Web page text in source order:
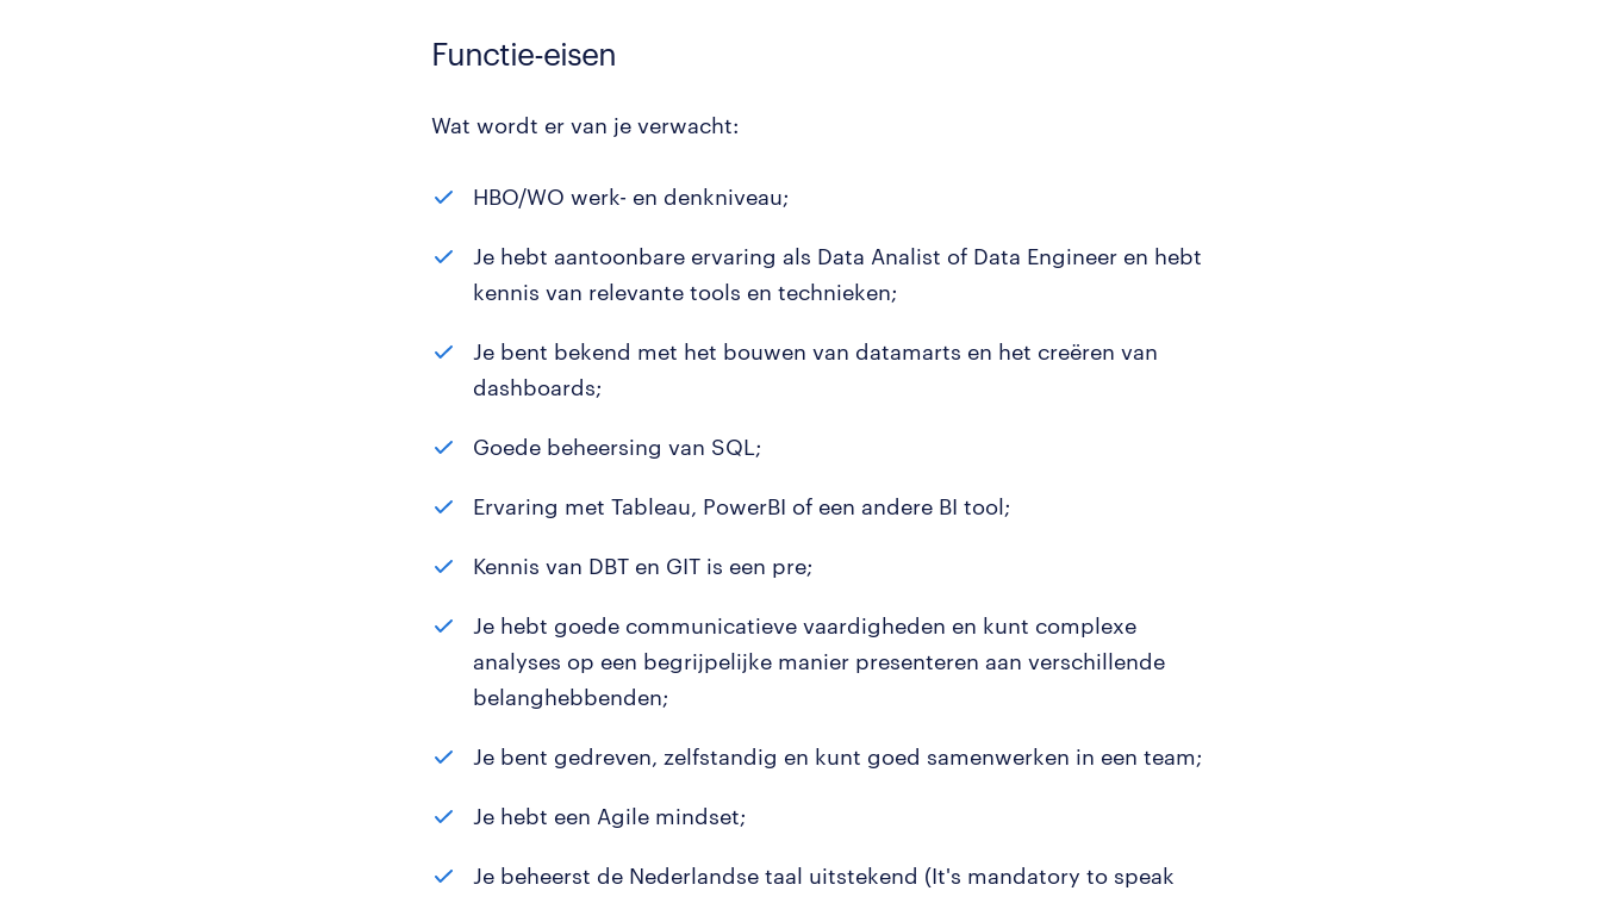
Functie-eisen
Wat wordt er van je verwacht:
HBO/WO werk- en denkniveau;
Je hebt aantoonbare ervaring als Data Analist of Data Engineer en hebt
kennis van relevante tools en technieken;
Je bent bekend met het bouwen van datamarts en het creëren van
dashboards;
Goede beheersing van SQL;
Ervaring met Tableau, PowerBI of een andere BI tool;
Kennis van DBT en GIT is een pre;
Je hebt goede communicatieve vaardigheden en kunt complexe
analyses op een begrijpelijke manier presenteren aan verschillende
belanghebbenden;
Je bent gedreven, zelfstandig en kunt goed samenwerken in een team;
Je hebt een Agile mindset;
Je beheerst de Nederlandse taal uitstekend (It's mandatory to speak